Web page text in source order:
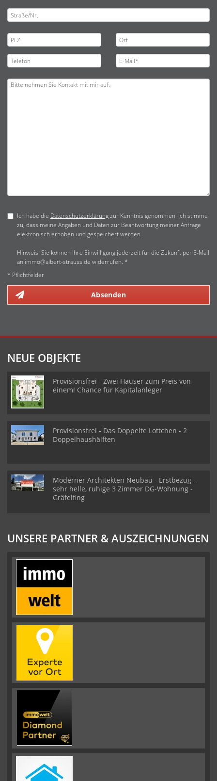
Ich habe die Datenschutzerklärungzur Kenntnis genommen. Ich stimme
zu, dass meine Angaben und Daten zur Beantwortung meiner Anfrage
elektronisch erhoben und gespeichert werden.
Hinweis: Sie können Ihre Einwilligung jederzeit für die Zukunft per E-Mail
an immo@albert-strauss.de widerrufen. *
* Pflichtfelder
Absenden
NEUE OBJEKTE
Provisionsfrei - Zwei Häuser zum Preis von
einem! Chance für Kapitalanleger
Provisionsfrei - Das Doppelte Lottchen - 2
Doppelhaushälften
Moderner Architekten Neubau - Erstbezug -
sehr helle, ruhige 3 Zimmer DG-Wohnung -
Gräfelfing
UNSERE PARTNER & AUSZEICHNUNGEN